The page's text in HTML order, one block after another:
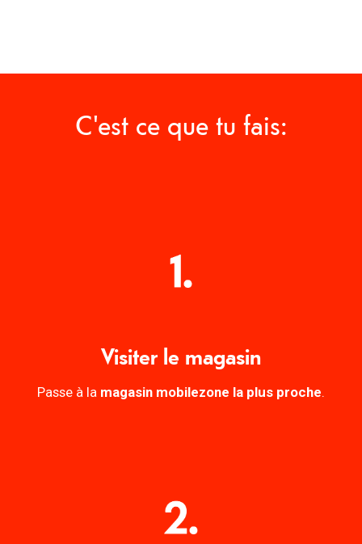
C'est ce que tu fais:
Visiter le magasin
Passe à la magasin mobilezone la plus proche.